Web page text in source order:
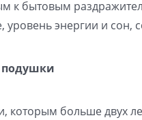
к бытовым
уровень энергии и сон,
подушки
которым больше двух